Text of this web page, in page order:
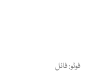
فوٹو: فائل